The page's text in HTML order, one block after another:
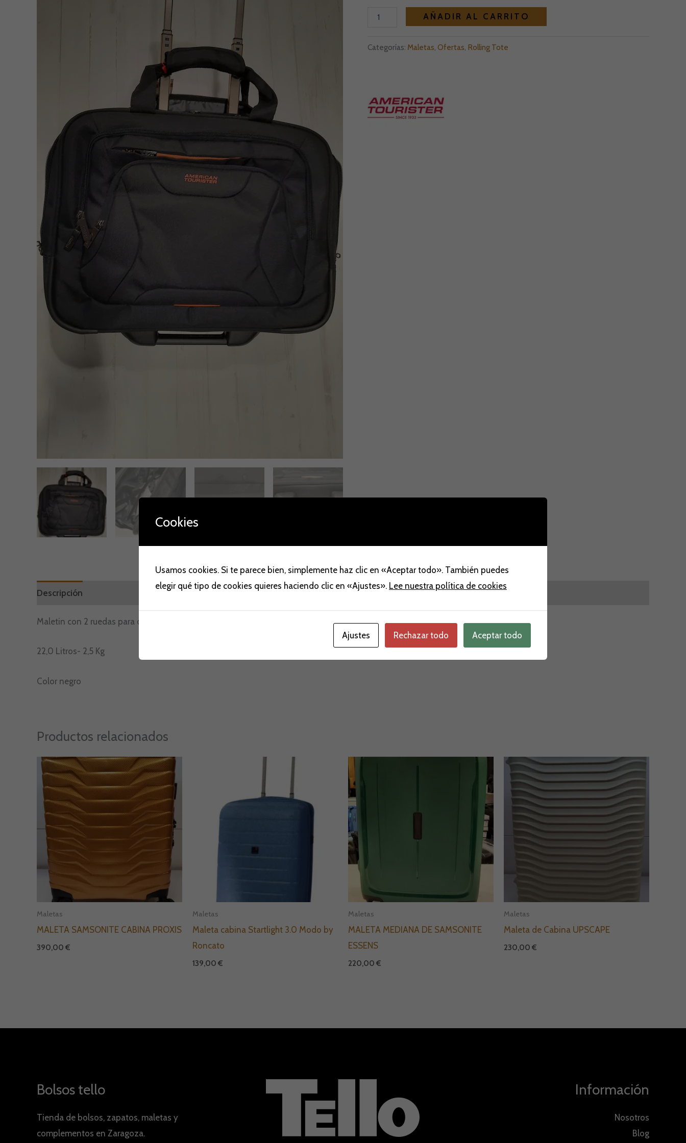
AÑADIR AL CARRITO
Categorías: Maletas, Ofertas, Rolling Tote
Descripción Valoraciones (0)
Maletin con 2 ruedas para ordenador 15,6 »
22,0 Litros- 2,5 Kg
Color negro
Productos relacionados
Maletas
MALETA SAMSONITE CABINA PROXIS
390,00 €
Maletas
Maleta cabina Startlight 3.0 Modo by
Roncato
139,00 €
Maletas
MALETA MEDIANA DE SAMSONITE
ESSENS
220,00 €
Maletas
Maleta de Cabina UPSCAPE
230,00 €
Bolsos tello
Tienda de bolsos, zapatos, maletas y
complementos en Zaragoza.
Información
Nosotros
Blog
Cookies
Usamos cookies. Si te parece bien, simplemente haz clic en «Aceptar todo». También puedes
elegir qué tipo de cookies quieres haciendo clic en «Ajustes». Lee nuestra política de cookies
Ajustes Rechazar todo Aceptar todo